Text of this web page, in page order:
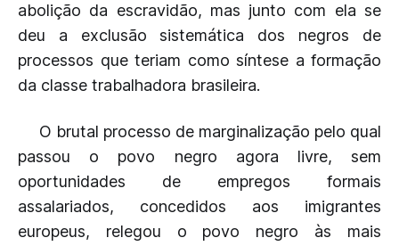
abolição da escravidão, mas junto com ela se
deu a exclusão sistemática dos negros de
processos que teriam como síntese a formação
da classe trabalhadora brasileira.
O brutal processo de marginalização pelo qual
passou o povo negro agora livre, sem
oportunidades de empregos formais
assalariados, concedidos aos imigrantes
europeus, relegou o povo negro às mais